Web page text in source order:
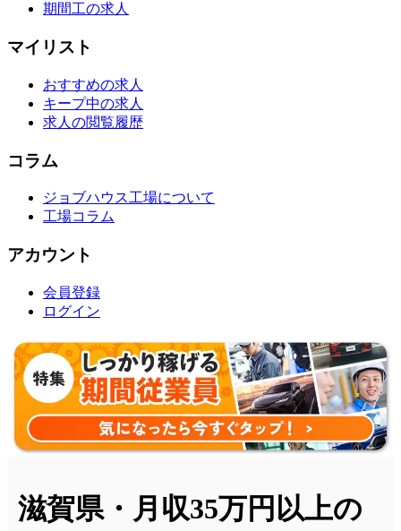
期間工の求人
マイリスト
おすすめの求人
キープ中の求人
求人の閲覧履歴
コラム
ジョブハウス工場について
工場コラム
アカウント
会員登録
ログイン
滋賀県・月収35万円以上の